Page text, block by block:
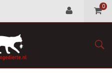
0